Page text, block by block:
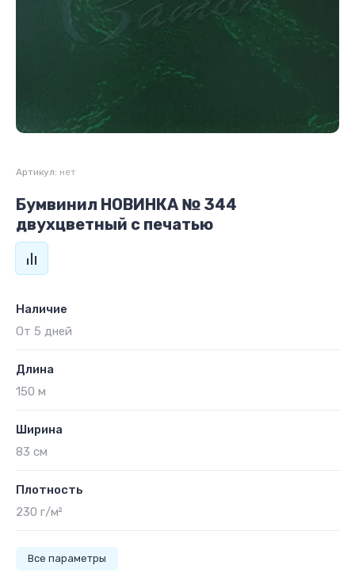
Артикул: нет
Бумвинил НОВИНКА № 344
двухцветный с печатью
Наличие
От 5 дней
Длина
150 м
Ширина
83 см
Плотность
230 г/м²
Все параметры